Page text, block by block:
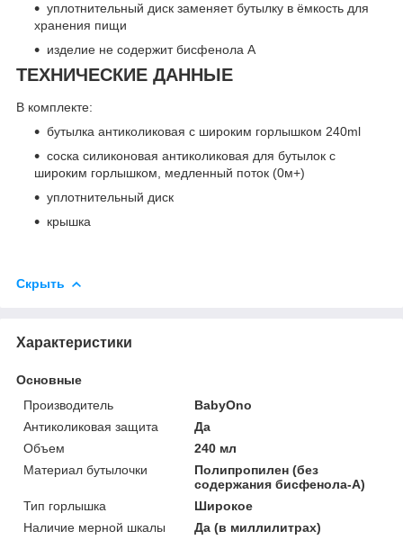
уплотнительный диск заменяет бутылку в ёмкость для
хранения пищи
изделие не содержит бисфенола А
ТЕХНИЧЕСКИЕ ДАННЫЕ
В комплекте:
бутылка антиколиковая с широким горлышком 240ml
соска силиконовая антиколиковая для бутылок с
широким горлышком, медленный поток (0м+)
уплотнительный диск
крышка
Скрыть
Характеристики
Основные
Производитель
BabyOno
Антиколиковая защита
Да
Объем
240 мл
Материал бутылочки
Полипропилен (без
содержания бисфенола-А)
Тип горлышка
Широкое
Наличие мерной шкалы
Да (в миллилитрах)